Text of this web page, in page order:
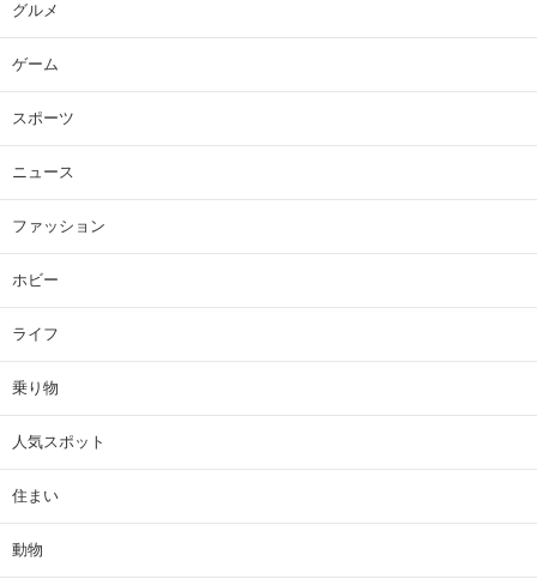
グルメ
ゲーム
スポーツ
ニュース
ファッション
ホビー
ライフ
乗り物
人気スポット
住まい
動物